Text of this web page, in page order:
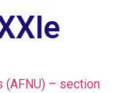
(AFNU) – section